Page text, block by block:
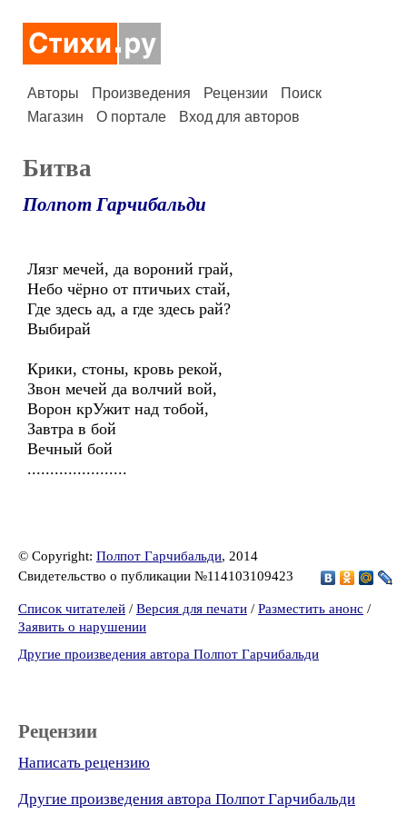
Авторы Произведения Рецензии
Поиск
Магазин
О портале Вход для авторов
Битва
Полпот Гарчибальди
Лязг мечей, да вороний грай,
Небо чёрно от птичьих стай,
Где здесь ад, а где здесь рай?
Выбирай
Крики, стоны, кровь рекой,
Звон мечей да волчий вой,
Ворон крУжит над тобой,
Завтра в бой
Вечный бой
......................
© Copyright: Полпот Гарчибальди, 2014
Свидетельство о публикации №114103109423
Список читателей / Версия для печати / Разместить анонс /
Заявить о нарушении
Другие произведения автора Полпот Гарчибальди
Рецензии
Написать рецензию
Другие произведения автора Полпот Гарчибальди